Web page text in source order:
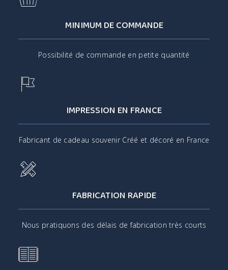
MINIMUM DE COMMANDE
Possibilité de commande en petite quantité
IMPRESSION EN FRANCE
Fabricant de cadeau souvenir Créé et décoré en France
FABRICATION RAPIDE
Nous pratiquons des délais de fabrication très courts